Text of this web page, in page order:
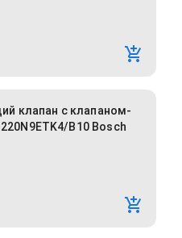
клапан с клапаном-
B10 Bosch